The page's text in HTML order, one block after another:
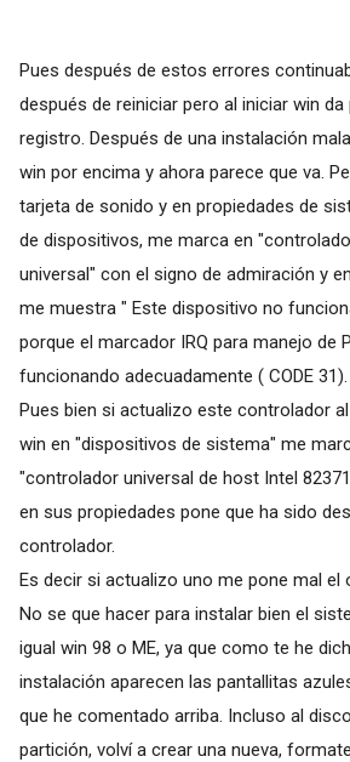
Pues después de estos errores
después de reiniciar pero al iniciar win
registro. Después de una instalación
win por encima y ahora parece que va.
tarjeta de sonido y en propiedades de
de dispositivos, me marca en
universal" con el signo de admiración y
me muestra " Este dispositivo no
porque el marcador IRQ para manejo de
funcionando adecuadamente ( CODE 31).
Pues bien si actualizo este controlador
win en "dispositivos de sistema" me
"controlador universal de host Intel
en sus propiedades pone que ha sido
controlador.
Es decir si actualizo uno me pone mal el
No se que hacer para instalar bien el
igual win 98 o ME, ya que como te he
instalación aparecen las pantallitas
que he comentado arriba. Incluso al
partición, volví a crear una nueva,